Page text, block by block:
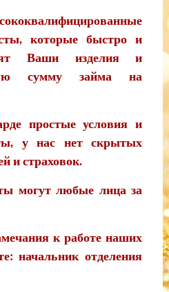
которые быстро и
Ваши изделия и
сумму займа на
простые условия и
у нас нет скрытых
и страховок.
могут любые лица за
к работе наших
начальник отделения